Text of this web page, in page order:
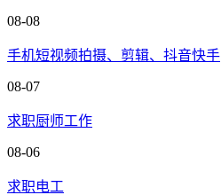
08-08
手机短视频拍摄、剪辑、抖音快手
08-07
求职厨师工作
08-06
求职电工